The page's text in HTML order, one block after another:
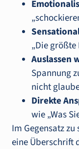
„Die
Auslassen
Spannung
nicht
Direkte
wie „Was
Im Gegensatz
eine Überschrift